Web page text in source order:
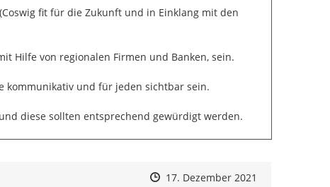
fit für die Zukunft und in Einklang mit den
Hilfe von regionalen Firmen und Banken, sein.
kommunikativ und für jeden sichtbar sein.
diese sollten entsprechend gewürdigt werden.
Zeitpunkt des Erstellens
Zeitpunkt des Erstellens
17. Dezember 2021